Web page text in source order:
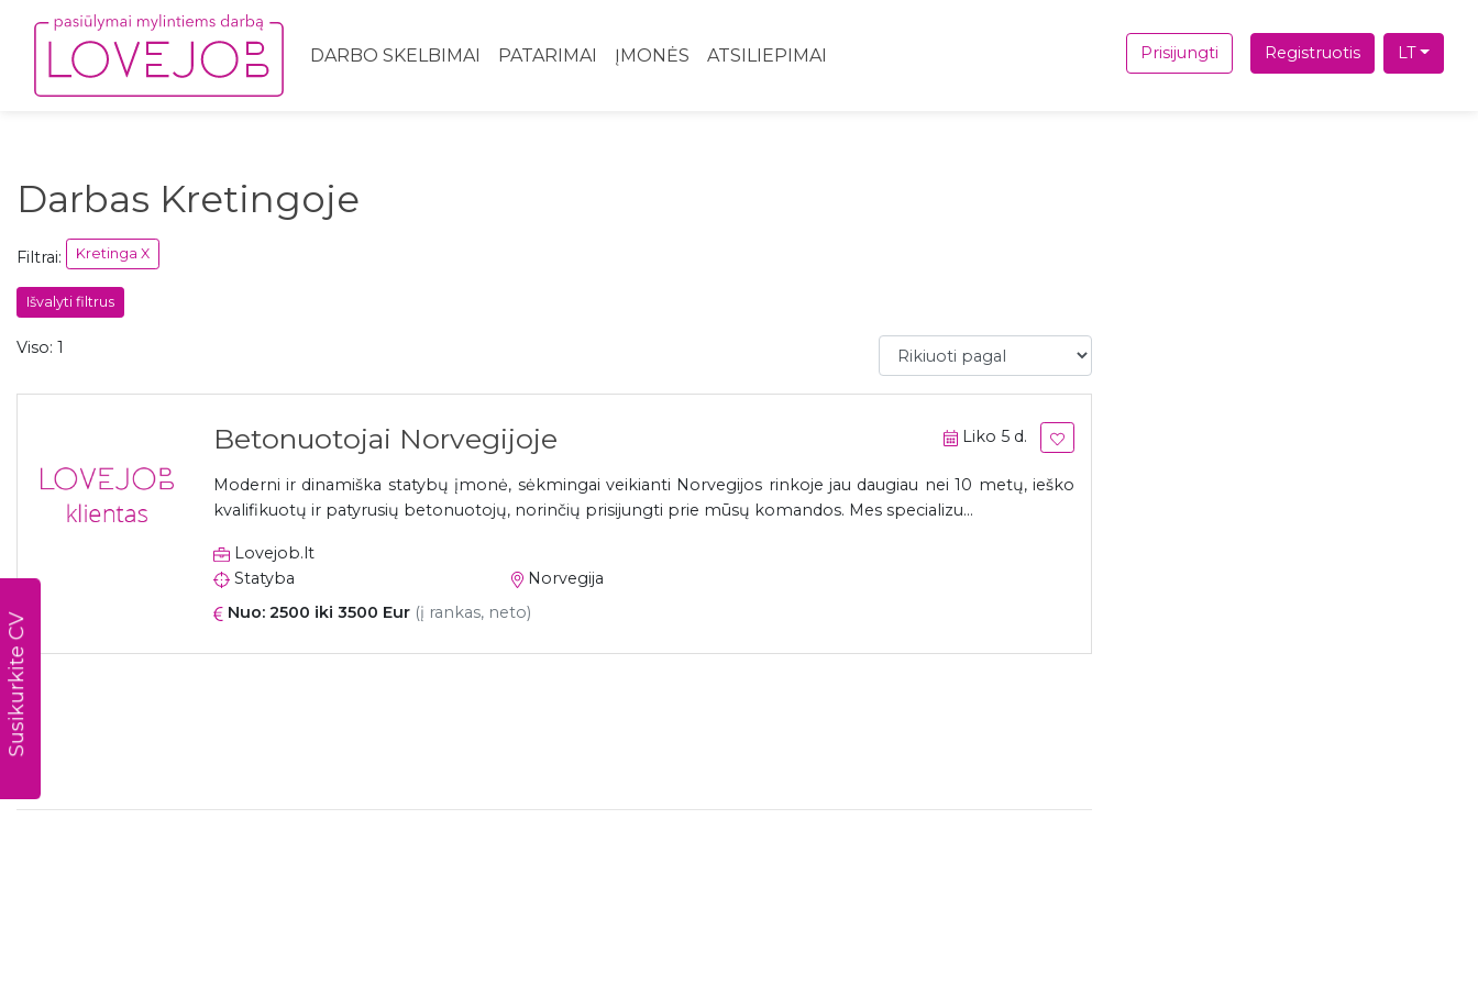
DARBO SKELBIMAI PATARIMAI ĮMONĖS ATSILIEPIMAI Prisijungti Registruotis LT
Susikurkite CV
Darbas Kretingoje
Filtrai: Kretinga X
Išvalyti filtrus
Viso: 1 Rikiuoti pagal
Betonuotojai Norvegijoje Liko 5 d.
Moderni ir dinamiška statybų įmonė, sėkmingai veikianti Norvegijos rinkoje jau daugiau nei 10 metų, ieško
kvalifikuotų ir patyrusių betonuotojų, norinčių prisijungti prie mūsų komandos. Mes specializu...
Lovejob.lt
Statyba
Norvegija
Nuo: 2500 iki 3500 Eur (į rankas, neto)